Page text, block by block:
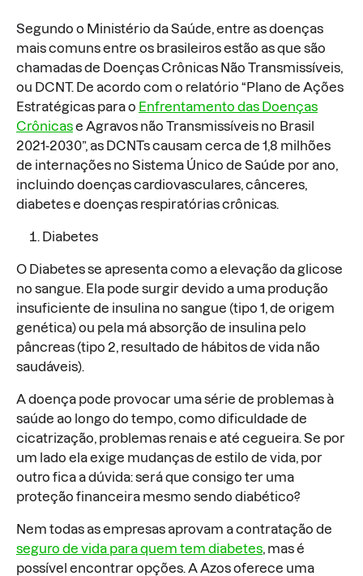
Segundo o Ministério da Saúde, entre as doenças
mais comuns entre os brasileiros estão as que são
chamadas de Doenças Crônicas Não Transmissíveis,
ou DCNT. De acordo com o relatório “Plano de Ações
Estratégicas para o Enfrentamento das Doenças
Crônicase Agravos não Transmissíveis no Brasil
2021-2030”, as DCNTs causam cerca de 1,8 milhões
de internações no Sistema Único de Saúde por ano,
incluindo doenças cardiovasculares, cânceres,
diabetes e doenças respiratórias crônicas.
Diabetes
O Diabetes se apresenta como a elevação da glicose
no sangue. Ela pode surgir devido a uma produção
insuficiente de insulina no sangue (tipo 1, de origem
genética) ou pela má absorção de insulina pelo
pâncreas (tipo 2, resultado de hábitos de vida não
saudáveis).
A doença pode provocar uma série de problemas à
saúde ao longo do tempo, como dificuldade de
cicatrização, problemas renais e até cegueira. Se por
um lado ela exige mudanças de estilo de vida, por
outro fica a dúvida: será que consigo ter uma
proteção financeira mesmo sendo diabético?
Nem todas as empresas aprovam a contratação de
seguro de vida para quem tem diabetes, mas é
possível encontrar opções. A Azos oferece uma